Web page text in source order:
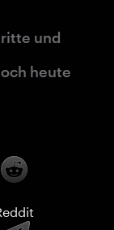
und
heute